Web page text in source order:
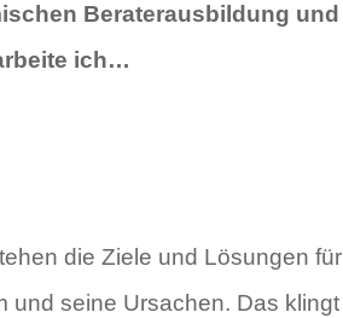
Beraterausbildung und
ich…
die Ziele und Lösungen für
und seine Ursachen. Das klingt